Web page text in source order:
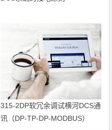
315-2DP软冗余调试横河DCS通
讯（DP-TP-DP-MODBUS）